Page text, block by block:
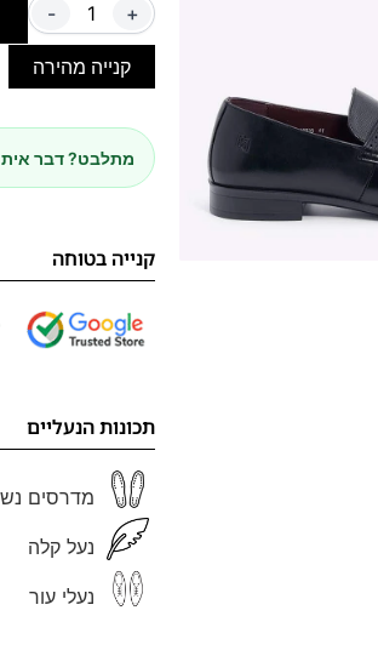
- +
קנייה מהירה
מתלבט? דבר
קנייה בטוחה
תכונות הנעליים
מדרסים
נעל קלה
נעלי עור